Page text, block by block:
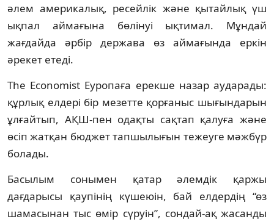
әлем америкалық, ресейлік және қытайлық үш
ықпал аймағына бөлінуі ықтимал. Мұндай
жағдайда әрбір держава өз аймағында еркін
әрекет етеді.
The Economist Еуропаға ерекше назар аударады:
құрлық елдері бір мезетте қорғаныс шығындарын
ұлғайтып, АҚШ-пен одақты сақтап қалуға және
өсіп жатқан бюджет тапшылығын тежеуге мәжбүр
болады.
Басылым сонымен қатар әлемдік қаржы
дағдарысы қаупінің күшеюін, бай елдердің “өз
шамасынан тыс өмір сүруін”, сондай-ақ жасанды